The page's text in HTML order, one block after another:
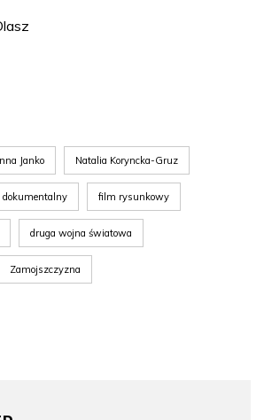
Janko Natalia Koryncka-Gruz
film rysunkowy
druga wojna światowa
Zamojszczyzna